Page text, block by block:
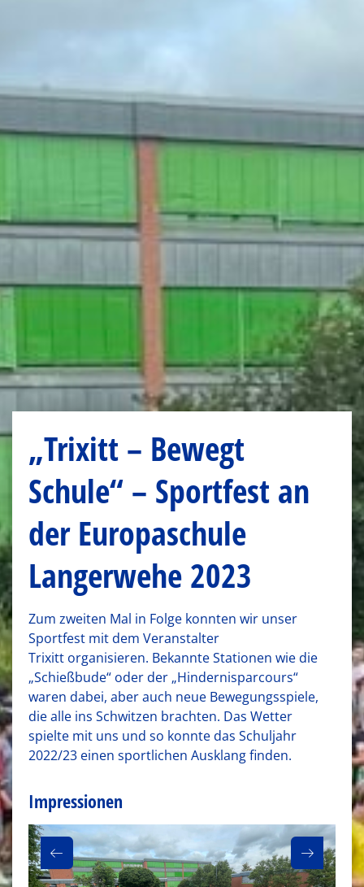
„Trixitt – Bewegt
Schule“ – Sportfest an
der Europaschule
Langerwehe 2023
Zum zweiten Mal in Folge konnten wir unser
Sportfest mit dem Veranstalter
Trixitt organisieren. Bekannte Stationen wie die
„Schießbude“ oder der „Hindernisparcours“
waren dabei, aber auch neue Bewegungsspiele,
die alle ins Schwitzen brachten. Das Wetter
spielte mit uns und so konnte das Schuljahr
2022/23 einen sportlichen Ausklang finden.
Impressionen